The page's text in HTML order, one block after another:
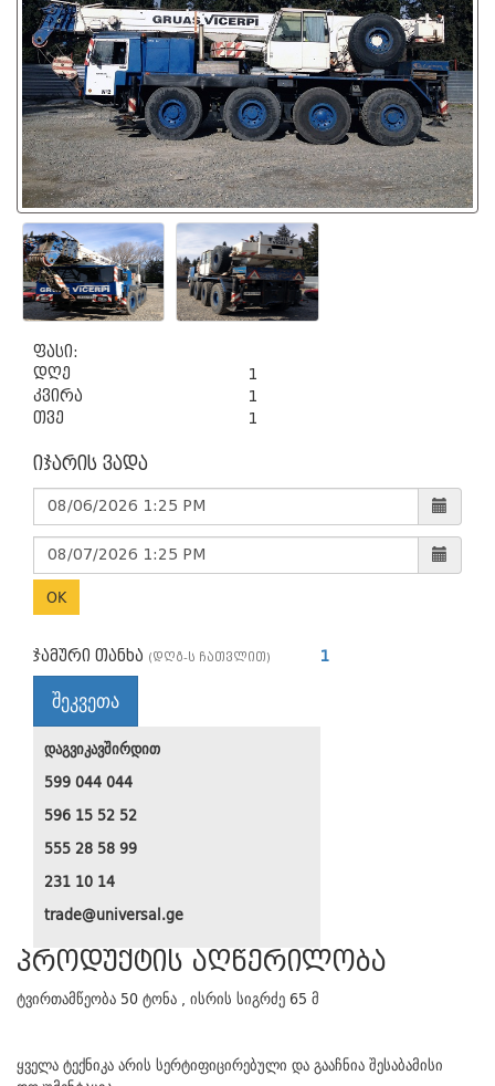
ფასი:
დღე
1
კვირა
1
თვე
1
იჯარის ვადა
OK
ჯამური თანხა (დღგ-ს ჩათვლით) 1
შეკვეთა
დაგვიკავშირდით
599 044 044
596 15 52 52
555 28 58 99
231 10 14
trade@universal.ge
პროდუქტის აღწერილობა
ტვირთამწეობა 50 ტონა , ისრის სიგრძე 65 მ
ყველა ტექნიკა არის სერტიფიცირებული და გააჩნია შესაბამისი